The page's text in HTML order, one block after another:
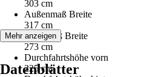
303 cm
Außenmaß Breite
317 cm
Innenmaß Breite
273 cm
Durchfahrtshöhe vorn
225 cm
Mehr anzeigen
Datenblätter